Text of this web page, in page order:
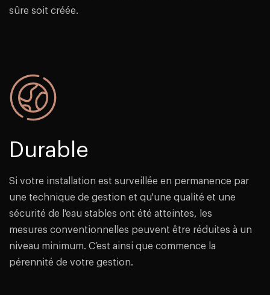
sûre soit créée.
Durable
Si votre installation est surveillée en permanence par
une technique de gestion et qu'une qualité et une
sécurité de l'eau stables ont été atteintes, les
mesures conventionnelles peuvent être réduites à un
niveau minimum. C’est ainsi que commence la
pérennité de votre gestion.